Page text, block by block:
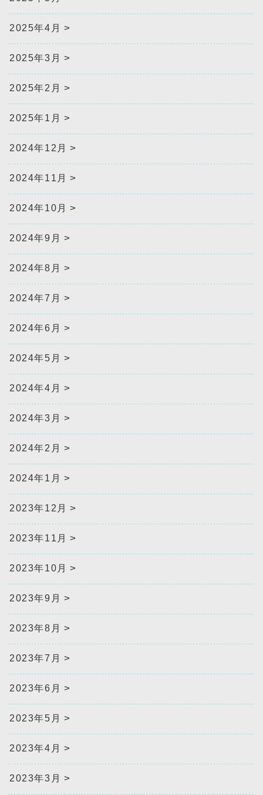
2025年4月
2025年3月
2025年2月
2025年1月
2024年12月
2024年11月
2024年10月
2024年9月
2024年8月
2024年7月
2024年6月
2024年5月
2024年4月
2024年3月
2024年2月
2024年1月
2023年12月
2023年11月
2023年10月
2023年9月
2023年8月
2023年7月
2023年6月
2023年5月
2023年4月
2023年3月